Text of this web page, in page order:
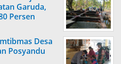
Garuda,
Persen
Desa
Posyandu